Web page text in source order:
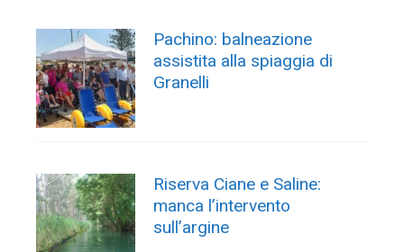
Pachino: balneazione
assistita alla spiaggia di
Granelli
Riserva Ciane e Saline:
manca l’intervento
sull’argine